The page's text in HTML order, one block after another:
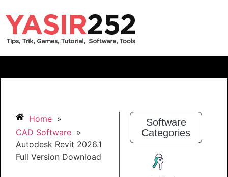
Home »
CAD Software »
Autodesk Revit 2026.1
Full Version Download
Software
Categories